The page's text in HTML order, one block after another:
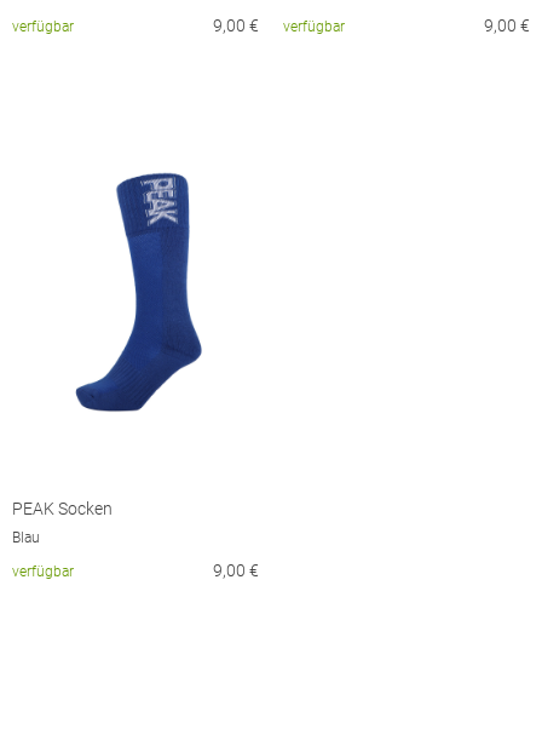
verfügbar
9,00 €
verfügbar
9,00 €
PEAK Socken
Blau
verfügbar
9,00 €